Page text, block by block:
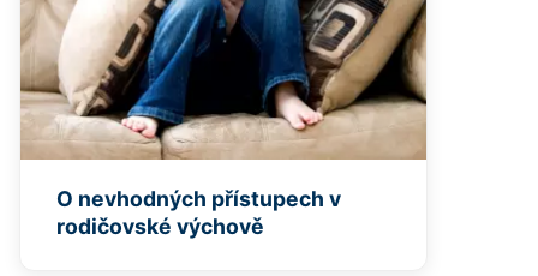
O nevhodných přístupech v
rodičovské výchově